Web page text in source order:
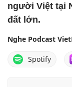
người Việt tại
đất lớn.
Nghe Podcast
Spotify